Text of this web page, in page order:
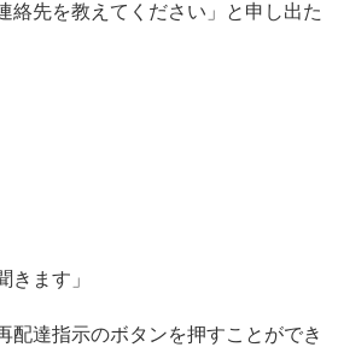
絡先を教えてください」と申し出た
きます」
配達指示のボタンを押すことができ